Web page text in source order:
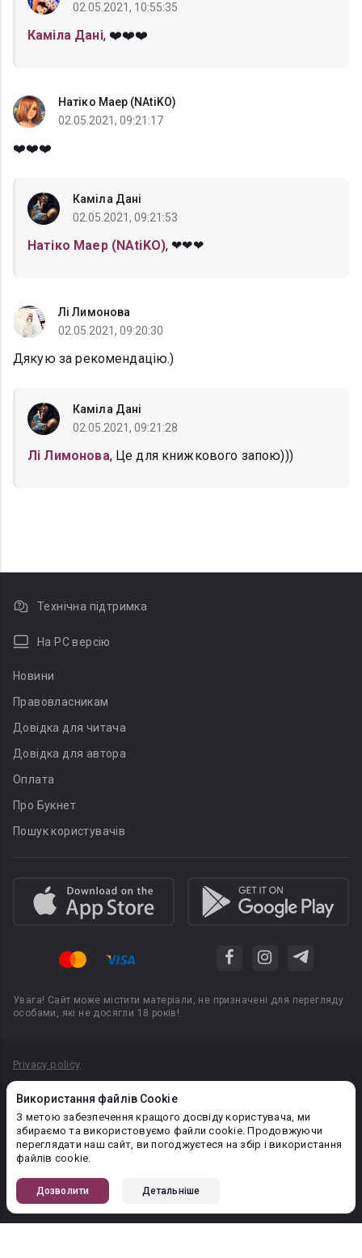
02.05.2021, 10:55:35
Каміла Дані, ❤️❤️❤️
Натіко Маер (NAtiKO)
02.05.2021, 09:21:17
❤️❤️❤️
Каміла Дані
02.05.2021, 09:21:53
Натіко Маер (NAtiKO), ❤❤❤
Лі Лимонова
02.05.2021, 09:20:30
Дякую за рекомендацію.)
Каміла Дані
02.05.2021, 09:21:28
Лі Лимонова, Це для книжкового запою)))
Використання файлів Cookie
З метою забезпечення кращого досвіду користувача, ми
збираємо та використовуємо файли cookie. Продовжуючи
переглядати наш сайт, ви погоджуєтеся на збір і використання
файлів cookie.
Дозволити Детальніше
Технічна підтримка
На PC версію
Новини
Правовласникам
Довідка для читача
Довідка для автора
Оплата
Про Букнет
Пошук користувачів
Увага! Сайт може містити матеріали, не призначені для перегляду
особами, які не досягли 18 років!
Privacy policy
Політика конфіденційності
Правила публікації авторського контенту
PR-вiддiл: pr@booknet.com
© 2026 Booknet. Всі права захищено.